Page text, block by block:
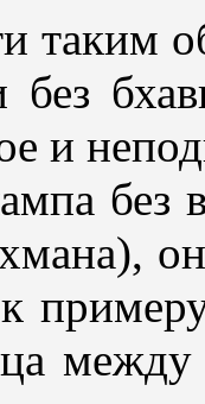
таким
без
и
без